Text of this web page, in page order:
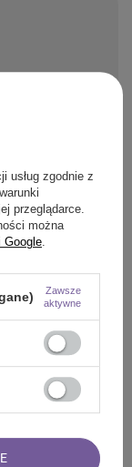
26,45 zł
usług zgodnie z
przeglądarce.
można
Google
Zawsze
aktywne